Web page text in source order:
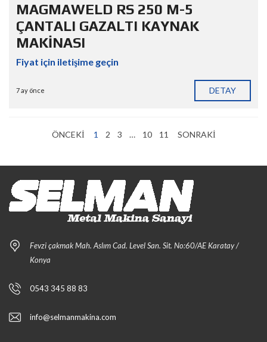
MAGMAWELD RS 250 M-5
ÇANTALI GAZALTI KAYNAK
MAKİNASI
Fiyat için iletişime geçin
7 ay önce DETAY
ÖNCEKI 1 2 3 … 10 11 SONRAKI
Fevzi çakmak Mah. Aslım Cad. Level San. Sit. No:60/AE Karatay /
Konya
0543 345 88 83
info@selmanmakina.com